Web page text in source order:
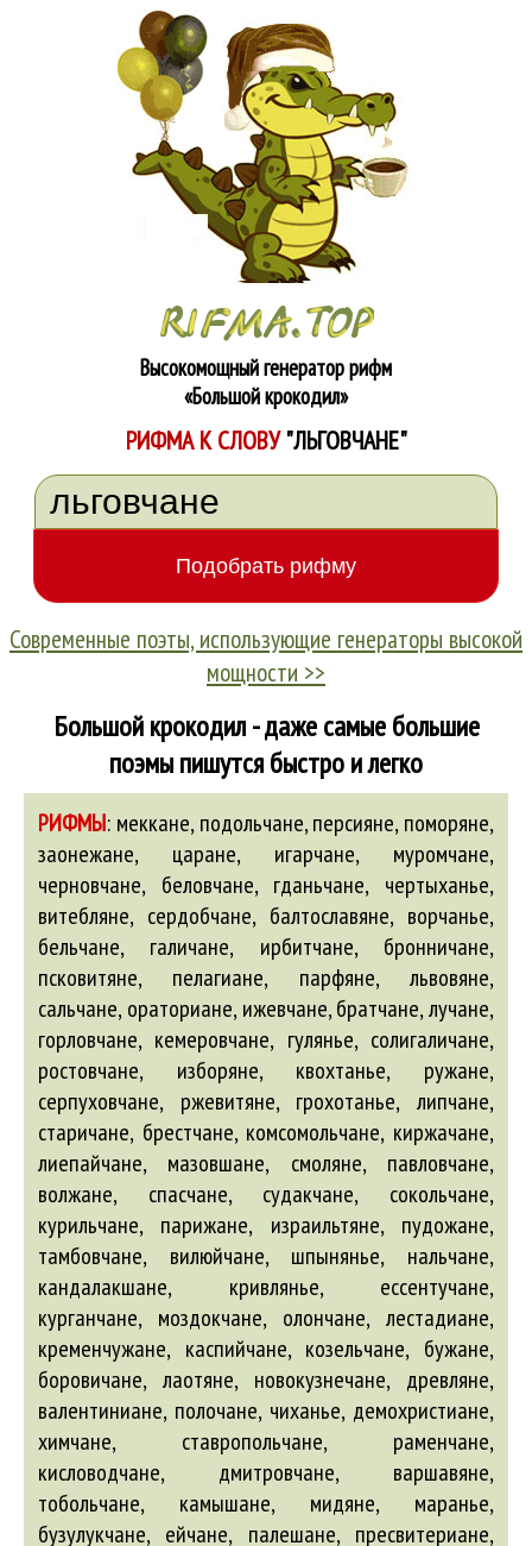
Высокомощный генератор рифм
«Большой крокодил»
РИФМА К СЛОВУ"ЛЬГОВЧАНЕ"
Современные поэты, использующие генераторы высокой
мощности >>
Большой крокодил - даже самые большие
поэмы пишутся быстро и легко
РИФМЫ: меккане, подольчане, персияне, поморяне,
заонежане, царане, игарчане, муромчане,
черновчане, беловчане, гданьчане, чертыханье,
витебляне, сердобчане, балтославяне, ворчанье,
бельчане, галичане, ирбитчане, бронничане,
псковитяне, пелагиане, парфяне, львовяне,
сальчане, ораториане, ижевчане, братчане, лучане,
горловчане, кемеровчане, гулянье, солигаличане,
ростовчане, изборяне, квохтанье, ружане,
серпуховчане, ржевитяне, грохотанье, липчане,
старичане, брестчане, комсомольчане, киржачане,
лиепайчане, мазовшане, смоляне, павловчане,
волжане, спасчане, судакчане, сокольчане,
курильчане, парижане, израильтяне, пудожане,
тамбовчане, вилюйчане, шпынянье, нальчане,
кандалакшане, кривлянье, ессентучане,
курганчане, моздокчане, олончане, лестадиане,
кременчужане, каспийчане, козельчане, бужане,
боровичане, лаотяне, новокузнечане, древляне,
валентиниане, полочане, чиханье, демохристиане,
химчане, ставропольчане, раменчане,
кисловодчане, дмитровчане, варшавяне,
тобольчане, камышане, мидяне, маранье,
бузулукчане, ейчане, палешане, пресвитериане,